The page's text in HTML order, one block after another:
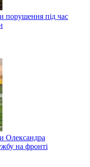
порушення під час
Олександра
на фронті